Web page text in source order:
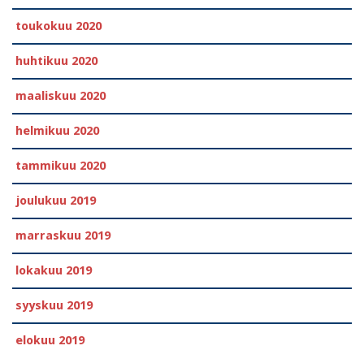
toukokuu 2020
huhtikuu 2020
maaliskuu 2020
helmikuu 2020
tammikuu 2020
joulukuu 2019
marraskuu 2019
lokakuu 2019
syyskuu 2019
elokuu 2019